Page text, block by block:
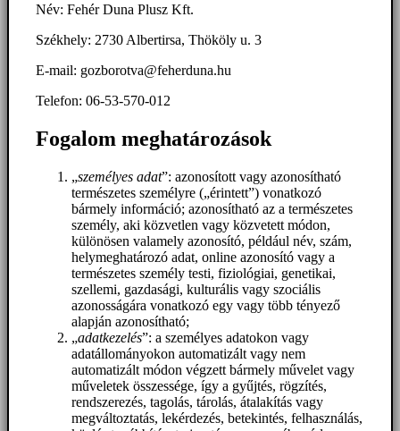
Név: Fehér Duna Plusz Kft.
Székhely: 2730 Albertirsa, Thököly u. 3
E-mail: gozborotva@feherduna.hu
Telefon: 06-53-570-012
Fogalom meghatározások
„személyes adat”: azonosított vagy azonosítható
természetes személyre („érintett”) vonatkozó
bármely információ; azonosítható az a természetes
személy, aki közvetlen vagy közvetett módon,
különösen valamely azonosító, például név, szám,
helymeghatározó adat, online azonosító vagy a
természetes személy testi, fiziológiai, genetikai,
szellemi, gazdasági, kulturális vagy szociális
azonosságára vonatkozó egy vagy több tényező
alapján azonosítható;
„adatkezelés”: a személyes adatokon vagy
adatállományokon automatizált vagy nem
automatizált módon végzett bármely művelet vagy
műveletek összessége, így a gyűjtés, rögzítés,
rendszerezés, tagolás, tárolás, átalakítás vagy
megváltoztatás, lekérdezés, betekintés, felhasználás,